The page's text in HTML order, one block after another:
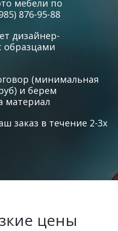
мебели по
876-95-88
дизайнер-
образцами
(минимальная
и берем
материал
заказ в течение 2-3х
цены